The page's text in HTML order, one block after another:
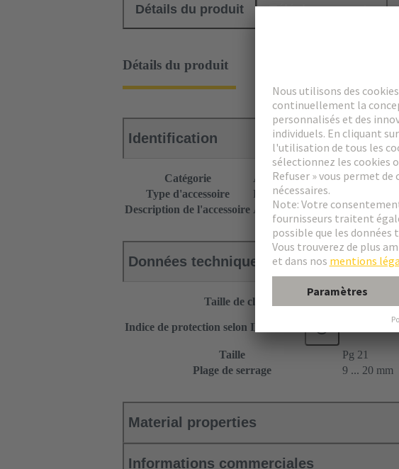
Détails du produit Téléchargements
Détails du produit
Identification
Catégorie
Accessoires
Type d'accessoire
Presse-étoupe
Description de l'accessoire Avec joint adaptable
Données techniques
Taille de clé
Indice de protection selon IEC 60529
Taille
Pg 21
Plage de serrage
9 ... 20 mm
Material properties
Informations commerciales